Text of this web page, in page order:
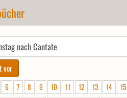
6 7 8 9 10 11 12 13 14
15